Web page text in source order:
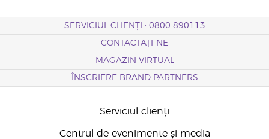
SERVICIUL CLIENȚI : 0800 890113
CONTACTAȚI-NE
MAGAZIN VIRTUAL
ÎNSCRIERE BRAND PARTNERS
Serviciul clienți
Centrul de evenimente și media